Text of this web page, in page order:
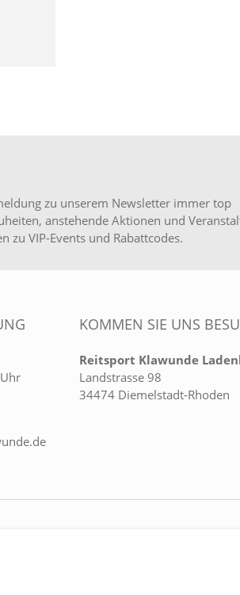
zu unserem Newsletter immer top
anstehende Aktionen und
zu VIP-Events und Rabattcodes.
KOMMEN SIE UNS
Reitsport Klawunde
Landstrasse 98
34474 Diemelstadt-Rhoden